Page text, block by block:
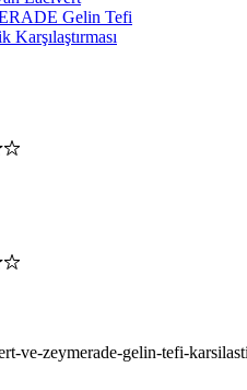
Gelin Tefi
ve-zeymerade-gelin-tefi-